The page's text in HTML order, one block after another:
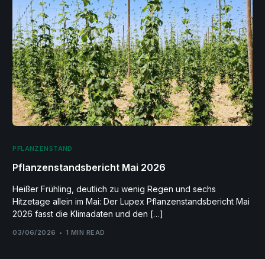
PFLANZENSTAND
Pflanzenstandsbericht Mai 2026
Heißer Frühling, deutlich zu wenig Regen und sechs
Hitzetage allein im Mai: Der Lupex Pflanzenstandsbericht Mai
2026 fasst die Klimadaten und den […]
03/06/2026 1 MIN READ